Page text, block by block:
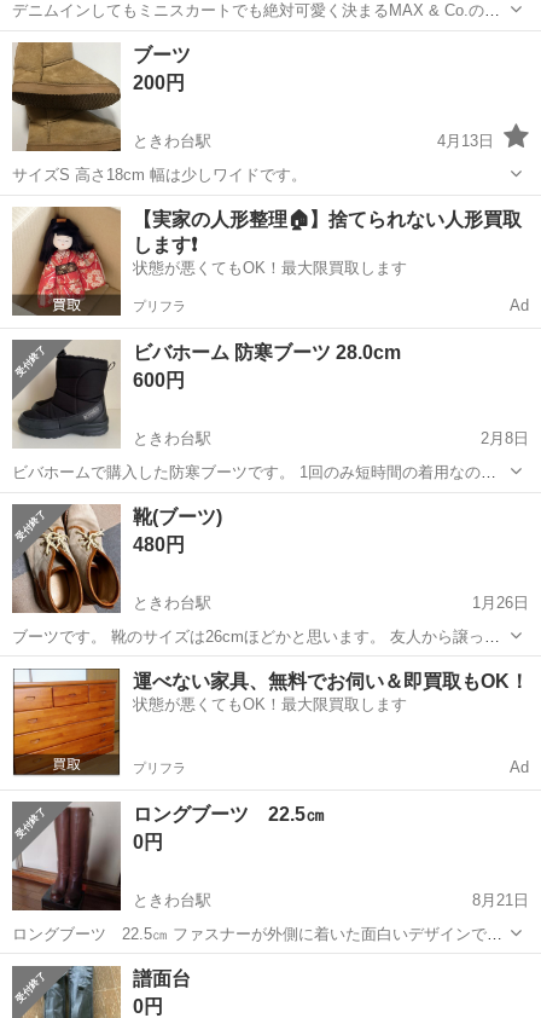
デニムインしてもミニスカートでも絶対可愛く決まるMAX & Co.のロ
ングブーツです。 底革はゴムで貼り替えてあります。 昔よく履いてた
のですが、ヒールが高いし年齢に合わないので、お譲りします。
東京 板橋区
ブーツ
200円
ときわ台駅
4月13日
サイズS 高さ18cm 幅は少しワイドです。
東京 板橋区 ときわ台駅 靴
【実家の人形整理🏠】捨てられない人形買取
します❗️
状態が悪くてもOK！最大限買取します
プリフラ Ad
ビバホーム 防寒ブーツ 28.0cm
600円
ときわ台駅
2月8日
ビバホームで購入した防寒ブーツです。 1回のみ短時間の着用なので
とてもきれいです。 (外で着用したので靴底は若干汚れはあります。)
撥水機能付きなので雪でも暖かいです。 28.0cmですが、普段27cmく
らいを履いているか...
東京 板橋区 ときわ台駅
靴(ブーツ)
480円
ときわ台駅
1月26日
ブーツです。 靴のサイズは26cmほどかと思います。 友人から譲って
もらったものの、私の足(25.5)とはサイズ感が合わなかったので、出品
いたします。 一度きれいに洗浄をしてありますが、中古品である旨は
ご了承ください。
東京 板橋区 ときわ台駅 靴
運べない家具、無料でお伺い＆即買取もOK！
状態が悪くてもOK！最大限買取します
プリフラ Ad
ロングブーツ 22.5㎝
0円
ときわ台駅
8月21日
ロングブーツ 22.5㎝ ファスナーが外側に着いた面白いデザインで
す。 着用回数 少なめです。 ときわ台近辺に取りに来ていただける方
に。
東京 板橋区 ときわ台駅
譜面台
0円